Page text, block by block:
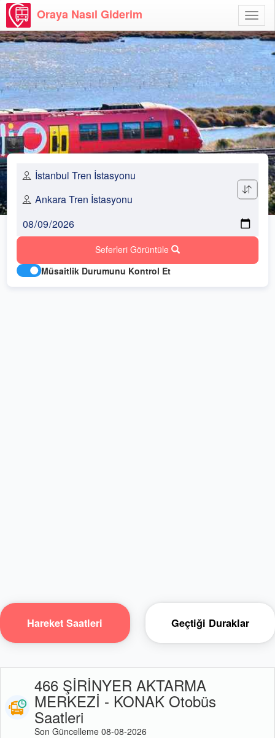
Aç
Oraya Nasıl Giderim
Seferleri Görüntüle
Müsaitlik Durumunu Kontrol Et
Hareket Saatleri Geçtiği Duraklar
466 ŞİRİNYER AKTARMA
MERKEZİ - KONAK Otobüs
Saatleri
Son Güncelleme 08-08-2026